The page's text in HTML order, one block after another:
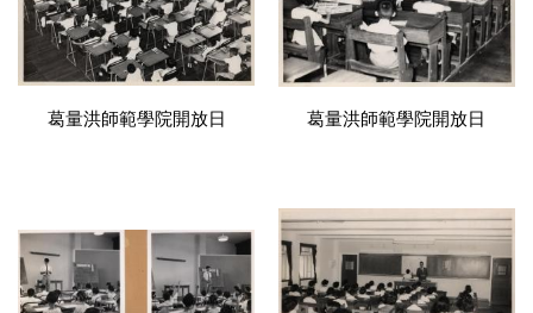
葛量洪師範學院開放日 葛量洪師範學院開放日